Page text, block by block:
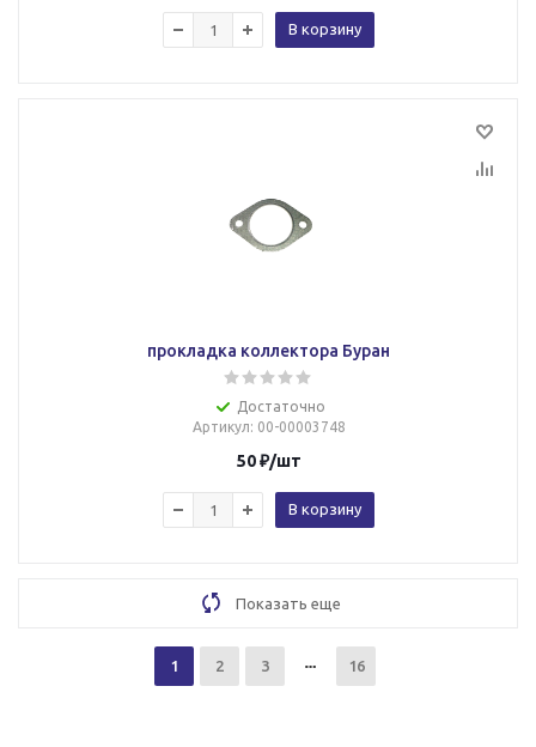
В корзину
прокладка коллектора Буран
Достаточно
Артикул: 00-00003748
50₽/шт
В корзину
Показать еще
1 2 3 16